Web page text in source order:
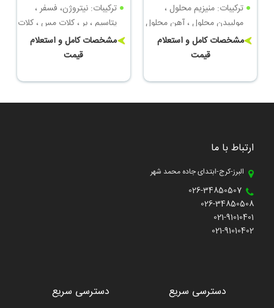
ترکیبات: نیتروژن، فسفر ،
پتاسیم ، بر ، کلات مس ، کلات
روی ، کلات منگنز
مشخصات کامل و استعلام
قیمت
ترکیبات: منیزیم محلول ،
مولیبدن محلول ، آهن محلول
، بُر محلول ، مس محلول ،
منگنز محلول ، روی محلول
مشخصات کامل و استعلام
قیمت
ارتباط با ما
البرز-کرج-ابتدای جاده محمد شهر
026-34850507
026-34850508
021-91010401
021-91010402
دسترسی سریع
دسترسی سریع